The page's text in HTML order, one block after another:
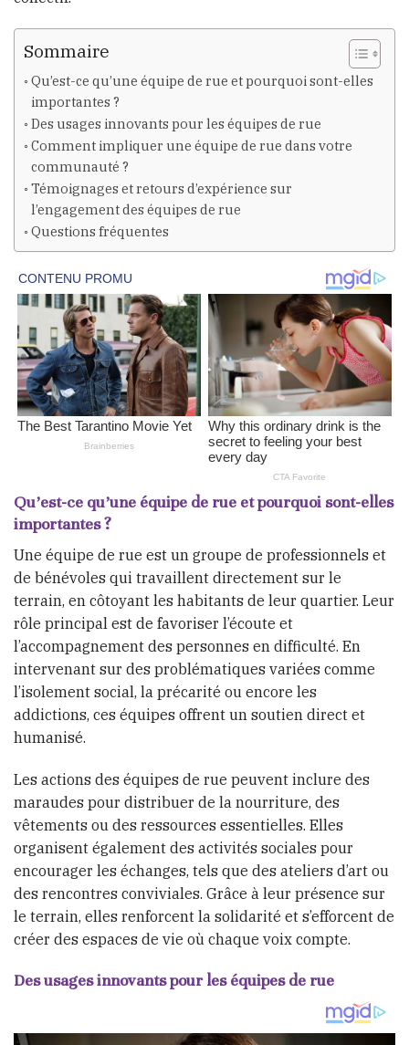
Sommaire
Qu’est-ce qu’une équipe de rue et pourquoi sont-elles
importantes ?
Des usages innovants pour les équipes de rue
Comment impliquer une équipe de rue dans votre
communauté ?
Témoignages et retours d’expérience sur
l’engagement des équipes de rue
Questions fréquentes
Qu’est-ce qu’une équipe de rue et pourquoi sont-elles
importantes ?
Une équipe de rue est un groupe de professionnels et
de bénévoles qui travaillent directement sur le
terrain, en côtoyant les habitants de leur quartier. Leur
rôle principal est de favoriser l’écoute et
l’accompagnement des personnes en difficulté. En
intervenant sur des problématiques variées comme
l’isolement social, la précarité ou encore les
addictions, ces équipes offrent un soutien direct et
humanisé.
Les actions des équipes de rue peuvent inclure des
maraudes pour distribuer de la nourriture, des
vêtements ou des ressources essentielles. Elles
organisent également des activités sociales pour
encourager les échanges, tels que des ateliers d’art ou
des rencontres conviviales. Grâce à leur présence sur
le terrain, elles renforcent la solidarité et s’efforcent de
créer des espaces de vie où chaque voix compte.
Des usages innovants pour les équipes de rue